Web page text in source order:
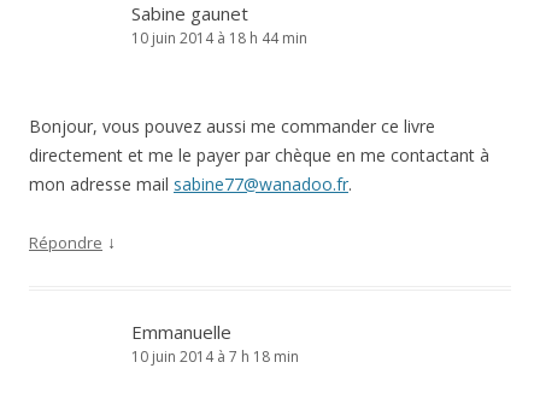
Sabine gaunet
10 juin 2014 à 18 h 44 min
Bonjour, vous pouvez aussi me commander ce livre
directement et me le payer par chèque en me contactant à
mon adresse mail sabine77@wanadoo.fr.
Répondre ↓
Emmanuelle
10 juin 2014 à 7 h 18 min